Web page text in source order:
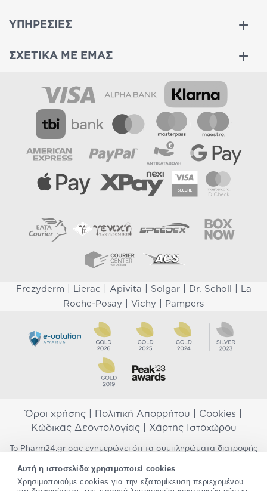
Αυτή η ιστοσελίδα χρησιμοποιεί cookies
Χρησιμοποιούμε cookies για την εξατομίκευση περιεχομένου
ΥΠΗΡΕΣΙΕΣ
ΣΧΕΤΙΚΑ ΜΕ ΕΜΑΣ
Frezyderm Lierac Apivita Solgar| Dr. Scholl
La
Roche-Posay
Vichy Pampers
Όροι χρήσης Πολιτική Απορρήτου Cookies
Κώδικας Δεοντολογίας| Χάρτης Ιστοχώρου
Το Pharm24.gr σας ενημερώνει ότι τα συμπληρώματα διατροφής
προορίζονται για την πρόληψη, αγωγή ή θεραπεία ανθρώπινης
νόσου. Συμβουλευτείτε τον γιατρό σας εάν είστε έγκυος,